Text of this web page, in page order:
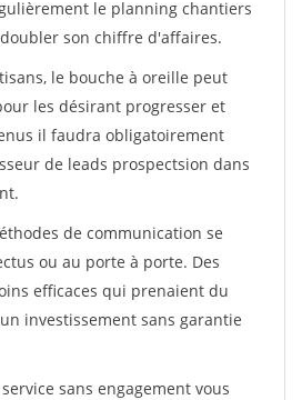
le planning chantiers
son chiffre d'affaires.
le bouche à oreille peut
les désirant progresser et
il faudra obligatoirement
de leads prospectsion dans
de communication se
ou au porte à porte. Des
efficaces qui prenaient du
investissement sans garantie
sans engagement vous